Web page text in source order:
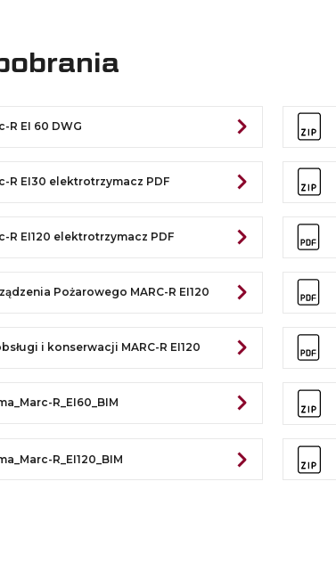
R EI 60 DWG
R EI30 elektrotrzymacz PDF
EI120 elektrotrzymacz PDF
Pożarowego MARC-R EI120
i konserwacji MARC-R EI120
R_EI60_BIM
R_EI120_BIM